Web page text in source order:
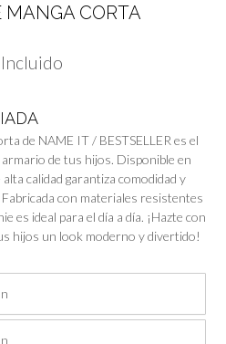
MANGA CORTA
Incluido
de NAME IT / BESTSELLER es el
de tus hijos. Disponible en
calidad garantiza comodidad y
con materiales resistentes
es ideal para el día a día. ¡Hazte con
hijos un look moderno y divertido!